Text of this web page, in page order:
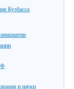
Кузбасса
и науки